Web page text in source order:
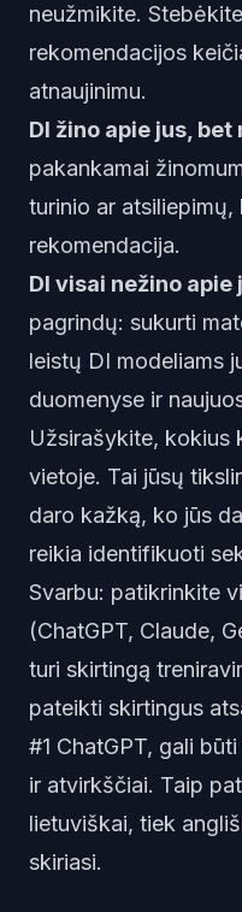
neužmikite.
rekomendacijos
atnaujinimu.
DI žino apie jus,
pakankamai
turinio ar atsiliepimų,
rekomendacija.
DI visai nežino apie
pagrindų: sukurti
leistų DI modeliams
duomenyse ir
Užsirašykite, kokius
vietoje. Tai jūsų
daro kažką, ko jūs
reikia identifikuoti
Svarbu: patikrinkite
(ChatGPT, Claude,
turi skirtingą
pateikti skirtingus
#1 ChatGPT, gali
ir atvirkščiai. Taip
lietuviškai, tiek
skiriasi.